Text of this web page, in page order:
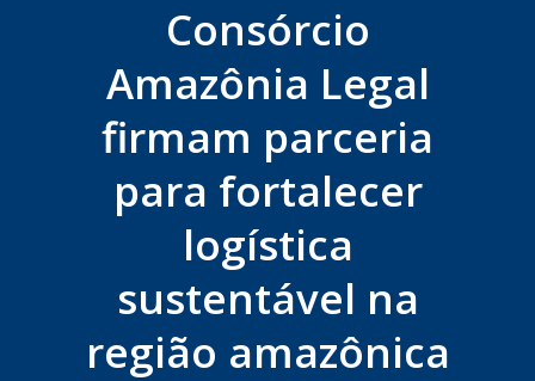
Consórcio
Amazônia Legal
firmam parceria
para fortalecer
logística
sustentável na
região amazônica